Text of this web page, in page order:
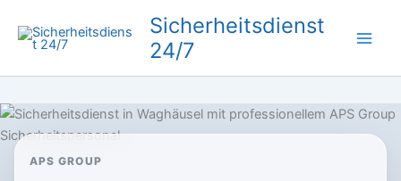
Inhalt
springen
Sicherheitsdienst
24/7
APS GROUP